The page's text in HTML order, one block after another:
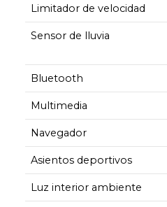
Limitador de velocidad
Sensor de lluvia
Bluetooth
Multimedia
Navegador
Asientos deportivos
Luz interior ambiente